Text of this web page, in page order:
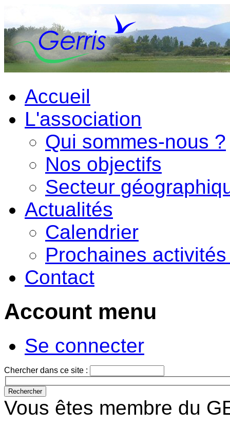
Accueil
L'association
Qui sommes-nous ?
Nos objectifs
Secteur
Actualités
Calendrier
Prochaines
Contact
Account menu
Se connecter
Chercher dans ce site :
Vous êtes membre du